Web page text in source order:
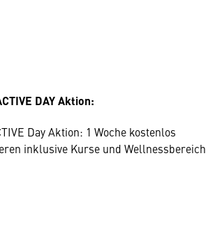
DAY Aktion:
Day Aktion: 1 Woche kostenlos
inklusive Kurse und Wellnessbereich